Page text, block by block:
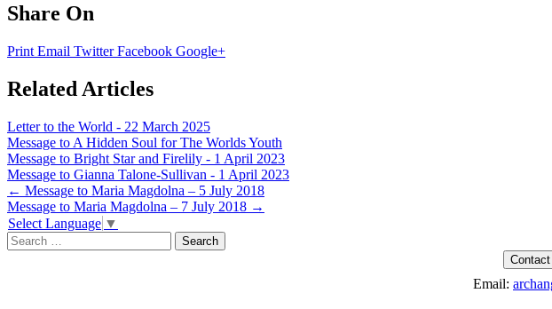
Share On
Print Email TwitterFacebook Google+
Related Articles
Letter to the World - 22 March 2025
Message to A Hidden Soul for The Worlds Youth
Message to Bright Star and Firelily - 1 April 2023
Message to Gianna Talone-Sullivan - 1 April 2023
Post
navigation
← Message to Maria Magdolna – 5 July 2018
Message to Maria Magdolna – 7 July 2018 →
Select Language ▼
Search
for:
Contact
Email: